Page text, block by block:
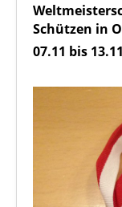
Schützen in
07.11 bis